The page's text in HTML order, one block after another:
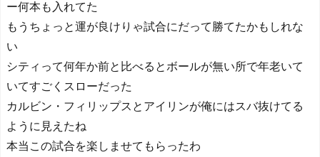
ー何本も入れてた
もうちょっと運が良けりゃ試合にだって勝てたかもしれな
い
シティって何年か前と比べるとボールが無い所で年老いて
いてすごくスローだった
カルビン・フィリップスとアイリンが俺にはスバ抜けてる
ように見えたね
本当この試合を楽しませてもらったわ